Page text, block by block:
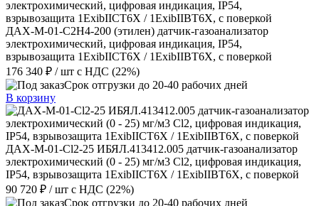
ДАХ-М-01-C2H4-200 (этилен) датчик-газоанализатор
электрохимический, цифровая индикация, IP54,
взрывозащита 1ExibIICT6X / 1ExibIIBT6X, с поверкой
176 340 ₽ / шт с НДС (22%)
Срок отгрузки до 20-40 рабочих дней
В корзину
ДАХ-М-01-Cl2-25 ИБЯЛ.413412.005 датчик-газоанализатор
электрохимический (0 - 25) мг/м3 Cl2, цифровая индикация,
IP54, взрывозащита 1ExibIICT6X / 1ExibIIBT6X, с поверкой
90 720 ₽ / шт с НДС (22%)
Срок отгрузки до 20-40 рабочих дней